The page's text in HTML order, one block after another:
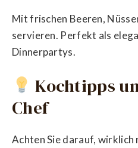
Mit frischen Beeren,
servieren. Perfekt als
Dinnerpartys.
Kochtipps
Chef
Achten Sie darauf, wirklich